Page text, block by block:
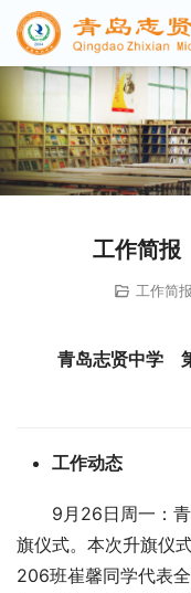
工作简报
工作简报
青岛志贤中学
工作动态
9月26日周一：
旗仪式。本次升旗仪
206班崔馨同学代表